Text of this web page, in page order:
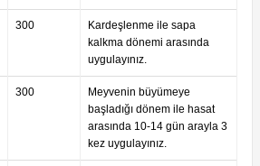
300
Kardeşlenme ile sapa
kalkma dönemi arasında
uygulayınız.
300
Meyvenin büyümeye
başladığı dönem ile hasat
arasında 10-14 gün arayla 3
kez uygulayınız.